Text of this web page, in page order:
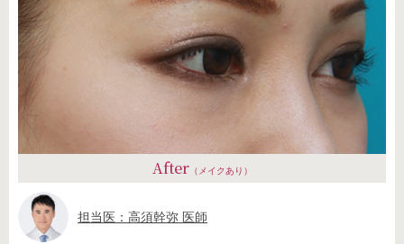
After （メイクあり）
担当医：高須幹弥 医師